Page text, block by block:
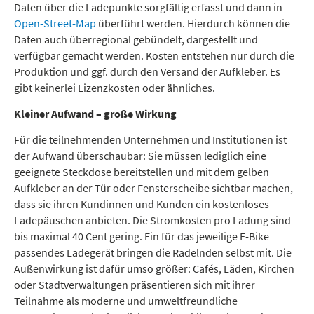
Daten über die Ladepunkte sorgfältig erfasst und dann in
Open-Street-Map überführt werden. Hierdurch können die
Daten auch überregional gebündelt, dargestellt und
verfügbar gemacht werden. Kosten entstehen nur durch die
Produktion und ggf. durch den Versand der Aufkleber. Es
gibt keinerlei Lizenzkosten oder ähnliches.
Kleiner Aufwand – große Wirkung
Für die teilnehmenden Unternehmen und Institutionen ist
der Aufwand überschaubar: Sie müssen lediglich eine
geeignete Steckdose bereitstellen und mit dem gelben
Aufkleber an der Tür oder Fensterscheibe sichtbar machen,
dass sie ihren Kundinnen und Kunden ein kostenloses
Ladepäuschen anbieten. Die Stromkosten pro Ladung sind
bis maximal 40 Cent gering. Ein für das jeweilige E-Bike
passendes Ladegerät bringen die Radelnden selbst mit. Die
Außenwirkung ist dafür umso größer: Cafés, Läden, Kirchen
oder Stadtverwaltungen präsentieren sich mit ihrer
Teilnahme als moderne und umweltfreundliche